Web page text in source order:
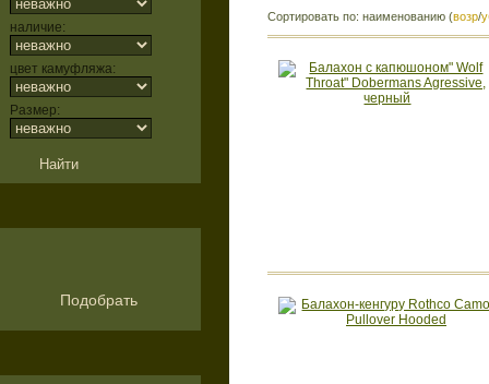
наличие:
цвет камуфляжа:
Размер:
Подобрать
Сортировать по: наименованию (возр/